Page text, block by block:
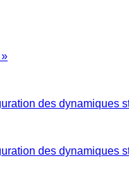
des dynamiques
des dynamiques